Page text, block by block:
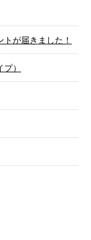
が届きました！
）